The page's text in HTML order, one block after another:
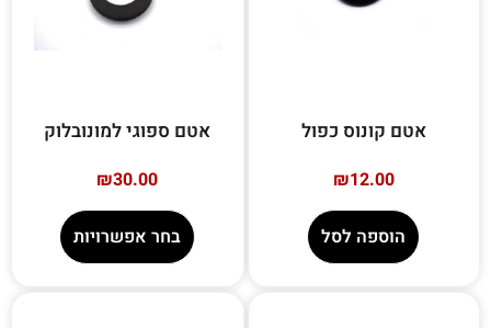
אטם קונוס כפול
₪12.00
הוספה לסל
אטם ספוגי למונובלוק
₪30.00
בחר אפשרויות